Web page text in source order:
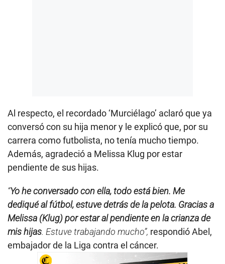
Al respecto, el recordado ‘Murciélago’ aclaró que ya
conversó con su hija menor y le explicó que, por su
carrera como futbolista, no tenía mucho tiempo.
Además, agradeció a Melissa Klug por estar
pendiente de sus hijas.
“Yo he conversado con ella, todo está bien. Me
dediqué al fútbol, estuve detrás de la pelota. Gracias a
Melissa (Klug) por estar al pendiente en la crianza de
mis hijas. Estuve trabajando mucho”, respondió Abel,
embajador de la Liga contra el cáncer.